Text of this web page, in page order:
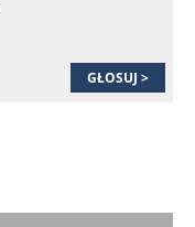
GŁOSUJ >